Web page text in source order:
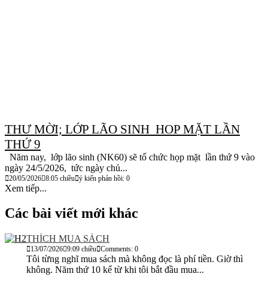
THƯ MỜI; LỚP LÃO SINH HOP MẶT LẦN
THỨ 9
Năm nay, lớp lão sinh (NK60) sẽ tổ chức họp mặt lần thứ 9 vào
ngày 24/5/2026, tức ngày chủ...
20/05/2026 8:05 chiều ý kiến phản hồi: 0
Xem tiếp...
Các bài viết mới khác
THÍCH MUA SÁCH
13/07/2026 9:09 chiều Comments: 0
Tôi từng nghĩ mua sách mà không đọc là phí tiền. Giờ thì
không. Năm thứ 10 kể từ khi tôi bắt đầu mua...